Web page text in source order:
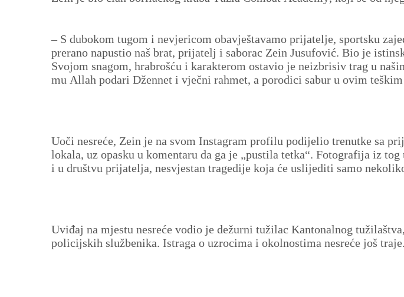
– S dubokom tugom i nevjericom obavještavamo prijatelje, sportsku
prerano napustio naš brat, prijatelj i saborac Zein Jusufović. Bio je
Svojom snagom, hrabrošću i karakterom ostavio je neizbrisiv trag u
mu Allah podari Džennet i vječni rahmet, a porodici sabur u ovim
Uoči nesreće, Zein je na svom Instagram profilu podijelio trenutke sa
lokala, uz opasku u komentaru da ga je „pustila tetka“. Fotografija iz
i u društvu prijatelja, nesvjestan tragedije koja će uslijediti samo
Uviđaj na mjestu nesreće vodio je dežurni tužilac Kantonalnog
policijskih službenika. Istraga o uzrocima i okolnostima nesreće još traje.